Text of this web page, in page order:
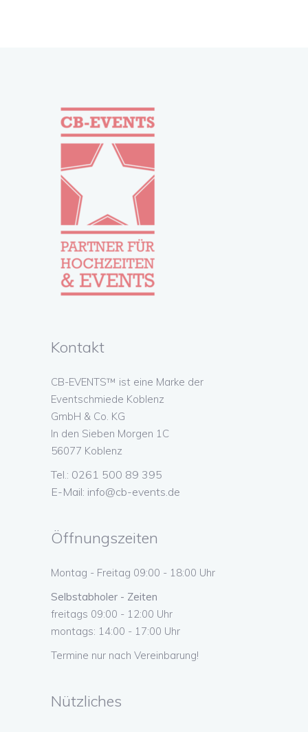
Kontakt
CB-EVENTS™ ist eine Marke der
Eventschmiede Koblenz
GmbH & Co. KG
In den Sieben Morgen 1C
56077 Koblenz
Tel.: 0261 500 89 395
E-Mail: info@cb-events.de
Öffnungszeiten
Montag - Freitag 09:00 - 18:00 Uhr
Selbstabholer - Zeiten
freitags 09:00 - 12:00 Uhr
montags: 14:00 - 17:00 Uhr
Termine nur nach Vereinbarung!
Nützliches